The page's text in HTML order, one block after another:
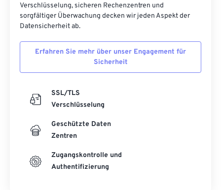
Verschlüsselung, sicheren Rechenzentren und
sorgfältiger Überwachung decken wir jeden Aspekt der
Datensicherheit ab.
Erfahren Sie mehr über unser Engagement für
Sicherheit
SSL/TLS
Verschlüsselung
Geschützte Daten
Zentren
Zugangskontrolle und
Authentifizierung